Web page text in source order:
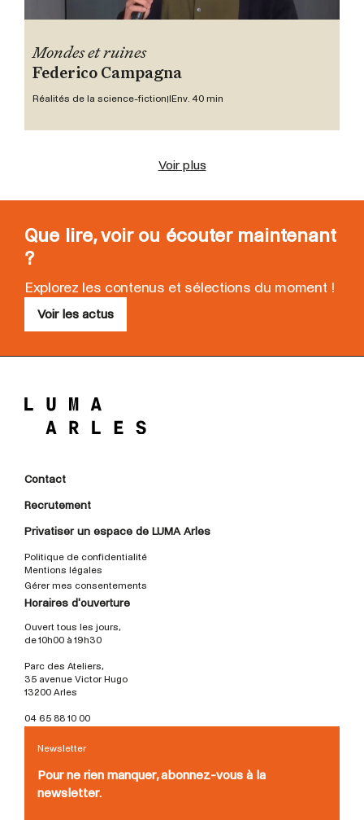
Mondes et ruines
Federico Campagna
Réalités de la science-fiction I Env. 40 min
Voir plus
Que lire, voir ou écouter maintenant
?
Explorez les contenus et sélections du moment !
Voir les actus
Contact
Recrutement
Privatiser un espace de LUMA Arles
Politique de confidentialité
Mentions légales
Gérer mes consentements
Horaires d'ouverture
Ouvert tous les jours,
de 10h00 à 19h30
Parc des Ateliers,
35 avenue Victor Hugo
13200 Arles
04 65 88 10 00
Newsletter
Pour ne rien manquer, abonnez-vous à la
newsletter.